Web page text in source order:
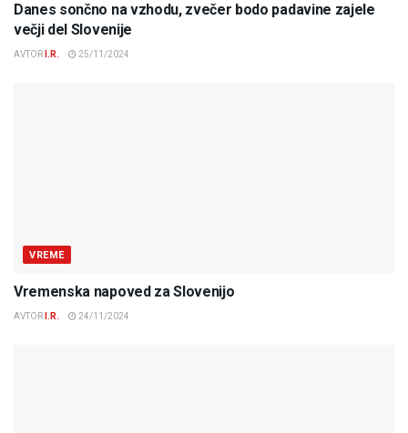
Danes sončno na vzhodu, zvečer bodo padavine zajele
večji del Slovenije
AVTOR I.R. 25/11/2024
VREME
Vremenska napoved za Slovenijo
AVTOR I.R. 24/11/2024